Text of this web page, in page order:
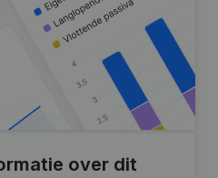
over dit